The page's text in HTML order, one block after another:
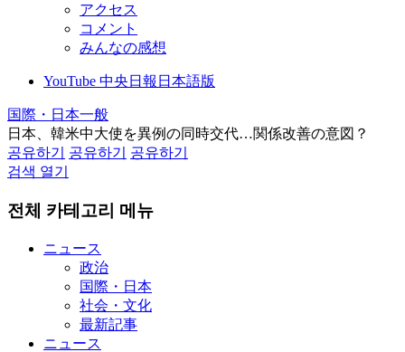
アクセス
コメント
みんなの感想
YouTube 中央日報日本語版
国際・日本一般
日本、韓米中大使を異例の同時交代…関係改善の意図？
공유하기
공유하기
공유하기
검색 열기
전체 카테고리 메뉴
ニュース
政治
国際・日本
社会・文化
最新記事
ニュース